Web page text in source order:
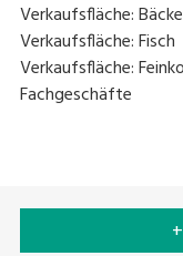
Verkaufsfläche:
Verkaufsfläche: Fisch
Verkaufsfläche:
Fachgeschäfte